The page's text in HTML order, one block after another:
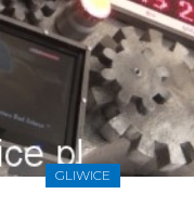
GLIWICE